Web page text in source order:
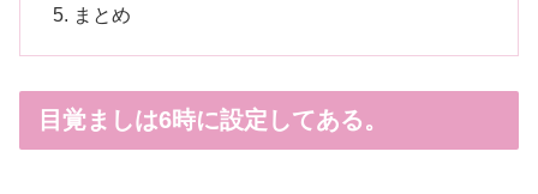
まとめ
目覚ましは6時に設定してある。